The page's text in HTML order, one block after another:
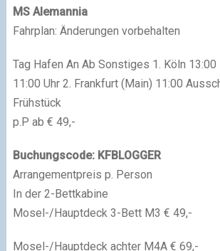
MS Alemannia
Fahrplan: Änderungen vorbehalten
Tag Hafen An Ab Sonstiges 1. Köln
11:00 Uhr 2. Frankfurt (Main) 11:00
Frühstück
p.P ab € 49,-
Buchungscode: KFBLOGGER
Arrangementpreis p. Person
In der 2-Bettkabine
Mosel-/Hauptdeck 3-Bett M3 € 49,-
Mosel-/Hauptdeck achter M4A € 69,-